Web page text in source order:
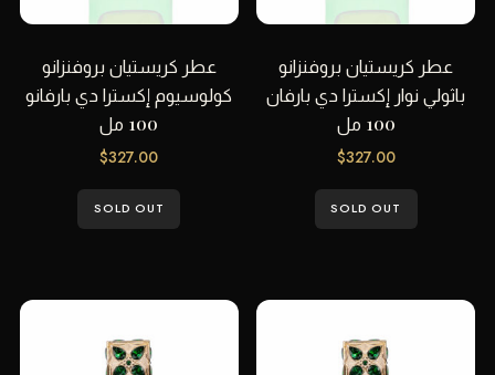
عطر كريستيان بروفنزانو
باثولي نوار إكسترا دي بارفان
100 مل
$327.00
SOLD OUT
عطر كريستيان بروفنزانو
كولوسيوم إكسترا دي بارفانو
100 مل
$327.00
SOLD OUT